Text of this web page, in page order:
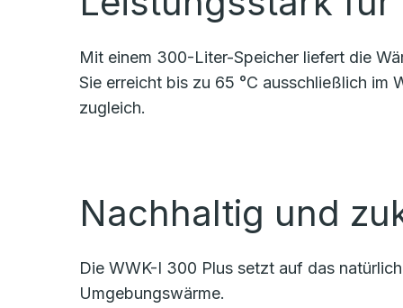
Mit einem 300-Liter-Speicher liefert die
Sie erreicht bis zu 65 °C ausschließlich im
zugleich.
Nachhaltig und
Die WWK-I 300 Plus setzt auf das
Umgebungswärme.